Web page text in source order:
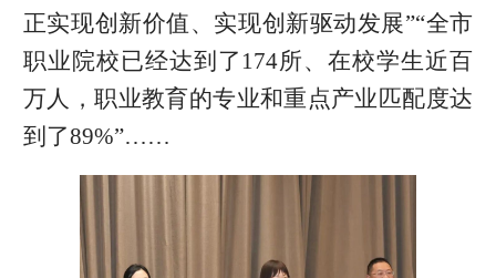
正实现创新价值、实现创新驱动发展”“全市
职业院校已经达到了174所、在校学生近百
万人，职业教育的专业和重点产业匹配度达
到了89%”……